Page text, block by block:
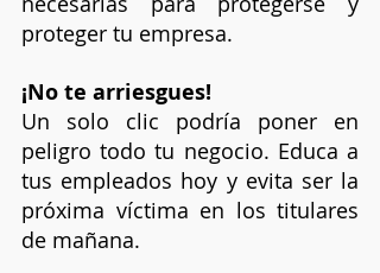
proteger tu empresa.
¡No te arriesgues!
Un solo clic podría poner en
peligro todo tu negocio. Educa a
tus empleados hoy y evita ser la
próxima víctima en los titulares
de mañana.